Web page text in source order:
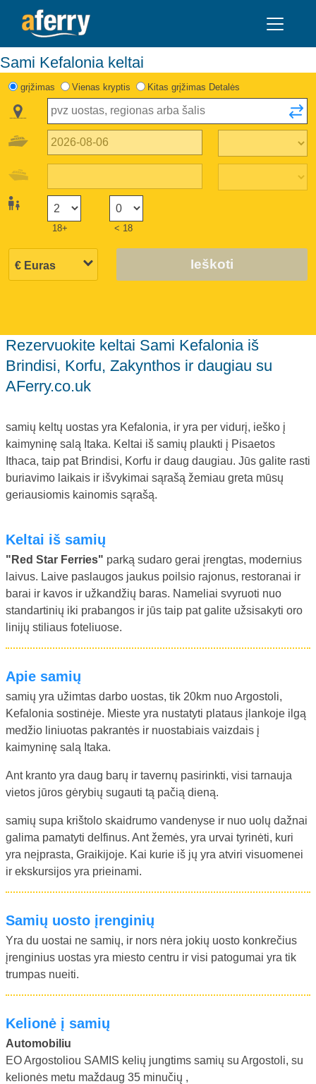
Sami Kefalonia keltai
grįžimas Vienas kryptis Kitas grįžimas Detalės
18+ < 18
Ieškoti
Rezervuokite keltai Sami Kefalonia iš
Brindisi, Korfu, Zakynthos ir daugiau su
AFerry.co.uk
samių keltų uostas yra Kefalonia, ir yra per vidurį, ieško į
kaimyninę salą Itaka. Keltai iš samių plaukti į Pisaetos
Ithaca, taip pat Brindisi, Korfu ir daug daugiau. Jūs galite rasti
buriavimo laikais ir išvykimai sąrašą žemiau greta mūsų
geriausiomis kainomis sąrašą.
Keltai iš samių
"Red Star Ferries" parką sudaro gerai įrengtas, modernius
laivus. Laive paslaugos jaukus poilsio rajonus, restoranai ir
barai ir kavos ir užkandžių baras. Nameliai svyruoti nuo
standartinių iki prabangos ir jūs taip pat galite užsisakyti oro
linijų stiliaus foteliuose.
Apie samių
samių yra užimtas darbo uostas, tik 20km nuo Argostoli,
Kefalonia sostinėje. Mieste yra nustatyti plataus įlankoje ilgą
medžio liniuotas pakrantės ir nuostabiais vaizdais į
kaimyninę salą Itaka.
Ant kranto yra daug barų ir tavernų pasirinkti, visi tarnauja
vietos jūros gėrybių sugauti tą pačią dieną.
samių supa krištolo skaidrumo vandenyse ir nuo uolų dažnai
galima pamatyti delfinus. Ant žemės, yra urvai tyrinėti, kuri
yra neįprasta, Graikijoje. Kai kurie iš jų yra atviri visuomenei
ir ekskursijos yra prieinami.
samių uosto įrenginių
Yra du uostai ne samių, ir nors nėra jokių uosto konkrečius
įrenginius uostas yra miesto centru ir visi patogumai yra tik
trumpas nueiti.
Kelionė į samių
Automobiliu
EO Argostoliou SAMIS kelių jungtims samių su Argostoli, su
kelionės metu maždaug 35 minučių ,